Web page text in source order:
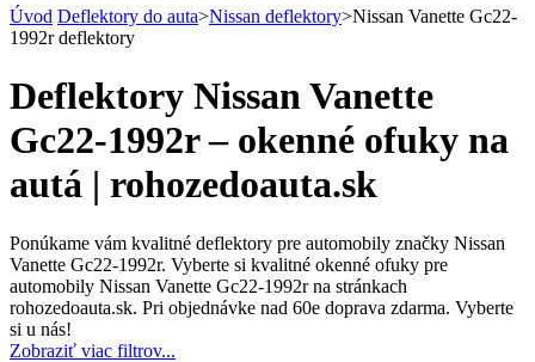
Úvod Deflektory do auta>Nissan deflektory>Nissan Vanette Gc22-
1992r deflektory
Deflektory Nissan Vanette
Gc22-1992r – okenné ofuky na
autá | rohozedoauta.sk
Ponúkame vám kvalitné deflektory pre automobily značky Nissan
Vanette Gc22-1992r. Vyberte si kvalitné okenné ofuky pre
automobily Nissan Vanette Gc22-1992r na stránkach
rohozedoauta.sk. Pri objednávke nad 60e doprava zdarma. Vyberte
si u nás!
Zobraziť viac filtrov...